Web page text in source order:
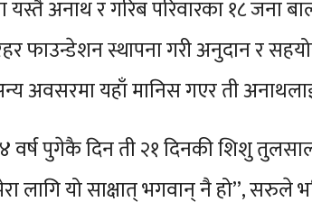
अनाथ र गरिब परिवारका १८ जना
फाउन्डेशन स्थापना गरी अनुदान र
अवसरमा यहाँ मानिस गएर ती
वर्ष पुगेकै दिन ती २१ दिनकी शिशु
लागि यो साक्षात् भगवान् नै हो”,